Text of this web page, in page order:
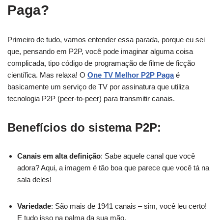
Paga?
Primeiro de tudo, vamos entender essa parada, porque eu sei
que, pensando em P2P, você pode imaginar alguma coisa
complicada, tipo código de programação de filme de ficção
científica. Mas relaxa! O One TV Melhor P2P Pagaé
basicamente um serviço de TV por assinatura que utiliza
tecnologia P2P (peer-to-peer) para transmitir canais.
Benefícios do sistema P2P:
Canais em alta definição: Sabe aquele canal que você
adora? Aqui, a imagem é tão boa que parece que você tá na
sala deles!
Variedade: São mais de 1941 canais – sim, você leu certo!
E tudo isso na palma da sua mão.